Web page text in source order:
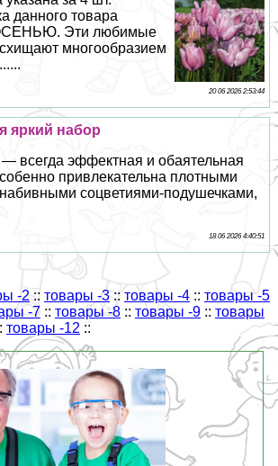
данного товара
Эти любимые
многообразием
20 06 2026 2:53:44
яркий набор
всегда эффектная и обаятельная
привлекательна плотными
соцветиями-подушечками,
18 06 2026 4:40:51
-2 :: товары -3 :: товары -4 :: товары -5
-7 :: товары -8 :: товары -9 :: товары
товары -12 ::